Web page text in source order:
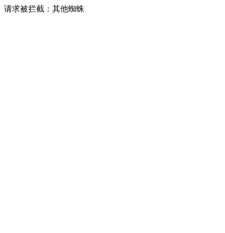
请求被拦截：其他蜘蛛